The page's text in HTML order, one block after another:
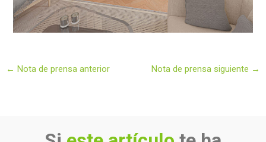
← Nota de prensa anterior Nota de prensa siguiente →